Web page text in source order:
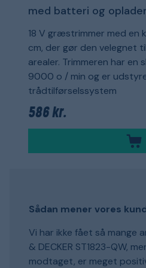
med batteri og oplader
18 V græstrimmer med en
cm, der gør den velegnet
arealer. Trimmeren har
9000 o / min og er
trådtilførselssystem
586 kr.
Sådan mener vores
Vi har ikke fået så mange
& DECKER ST1823-QW,
modtaget, er meget